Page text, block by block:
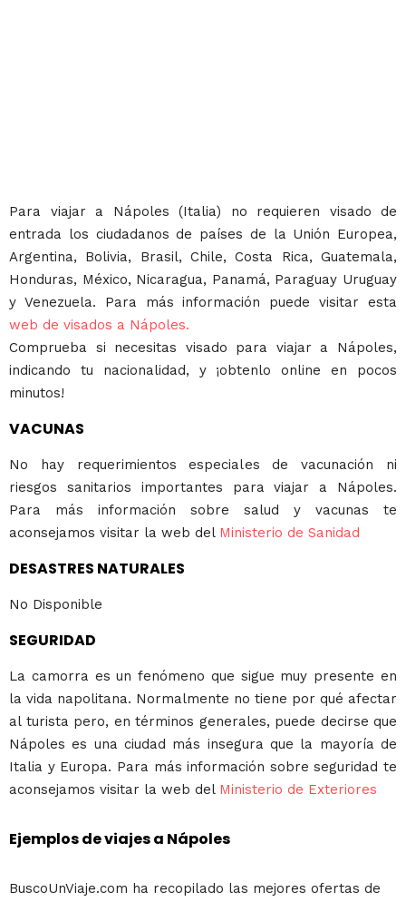
Para viajar a Nápoles (Italia) no requieren visado de
entrada los ciudadanos de países de la Unión Europea,
Argentina, Bolivia, Brasil, Chile, Costa Rica, Guatemala,
Honduras, México, Nicaragua, Panamá, Paraguay Uruguay
y Venezuela. Para más información puede visitar esta
web de visados a Nápoles.
Comprueba si necesitas visado para viajar a Nápoles,
indicando tu nacionalidad, y ¡obtenlo online en pocos
minutos!
VACUNAS
No hay requerimientos especiales de vacunación ni
riesgos sanitarios importantes para viajar a Nápoles.
Para más información sobre salud y vacunas te
aconsejamos visitar la web del Ministerio de Sanidad
DESASTRES NATURALES
No Disponible
SEGURIDAD
La camorra es un fenómeno que sigue muy presente en
la vida napolitana. Normalmente no tiene por qué afectar
al turista pero, en términos generales, puede decirse que
Nápoles es una ciudad más insegura que la mayoría de
Italia y Europa. Para más información sobre seguridad te
aconsejamos visitar la web del Ministerio de Exteriores
Ejemplos de viajes a Nápoles
BuscoUnViaje.com ha recopilado las mejores ofertas de